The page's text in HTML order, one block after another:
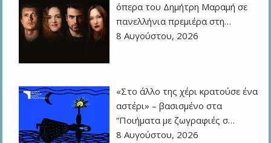
όπερα του Δημήτρη Μαραμή σε
πανελλήνια πρεμιέρα στη…
8 Αυγούστου, 2026
«Στο άλλο της χέρι κρατούσε ένα
αστέρι» – βασισμένο στα
“Ποιήματα με ζωγραφιές σ…
8 Αυγούστου, 2026